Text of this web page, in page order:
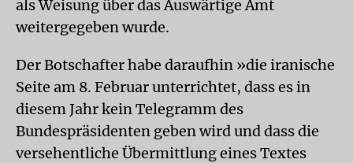
als Weisung über das Auswärtige Amt
weitergegeben wurde.
Der Botschafter habe daraufhin »die iranische
Seite am 8. Februar unterrichtet, dass es in
diesem Jahr kein Telegramm des
Bundespräsidenten geben wird und dass die
versehentliche Übermittlung eines Textes